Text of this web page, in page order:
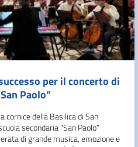
per il concerto di
Paolo”
cornice della Basilica di San
secondaria “San Paolo”
di grande musica, emozione e